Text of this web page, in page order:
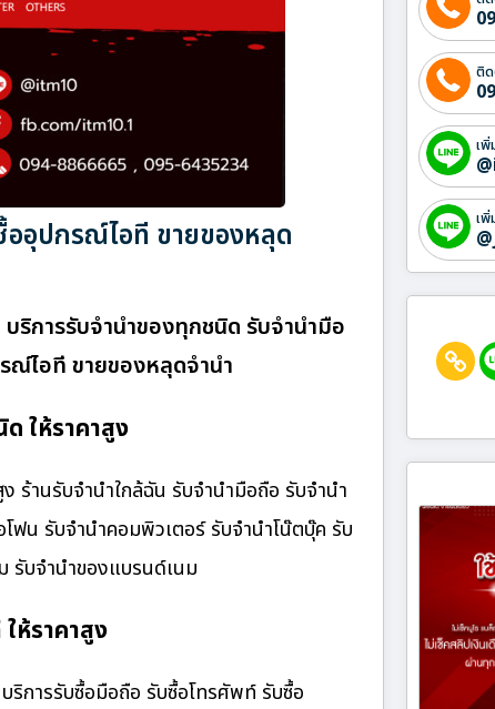
ออุปกรณ์ไอที ขายของหลุด
ริการรับจำนำของทุกชนิด รับจำนำมือ
ณ์ไอที ขายของหลุดจำนำ
ให้ราคาสูง
ร้านรับจํานําใกล้ฉัน รับจำนำมือถือ รับจำนำ
ฟน รับจำนำคอมพิวเตอร์ รับจำนำโน๊ตบุ๊ค รับ
รับจำนำของแบรนด์เนม
ห้ราคาสูง
ริการรับซื้อมือถือ รับซื้อโทรศัพท์ รับซื้อ
ติ
เ
เ